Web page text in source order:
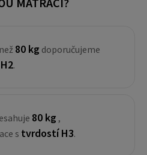
80 kg doporučujeme
.
80 kg ,
s tvrdostí H3.